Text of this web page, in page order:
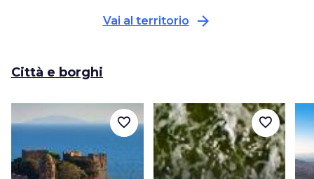
Vai al territorio arrow_forward
Città e borghi
favorite_border favorite_border